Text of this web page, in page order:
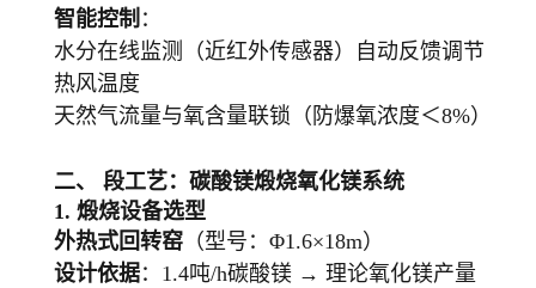
智能控制 ：
水分在线监测（近红外传感器）自动反馈调节
热风温度
天然气流量与氧含量联锁（防爆氧浓度＜8%）
二、 段工艺：碳酸镁煅烧氧化镁系统
1. 煅烧设备选型
外热式回转窑 （型号：Φ1.6×18m）
设计依据：1.4吨/h碳酸镁 → 理论氧化镁产量